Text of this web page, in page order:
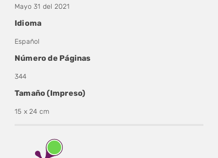
Mayo 31 del 2021
Idioma
Español
Número de Páginas
344
Tamaño (Impreso)
15 x 24 cm